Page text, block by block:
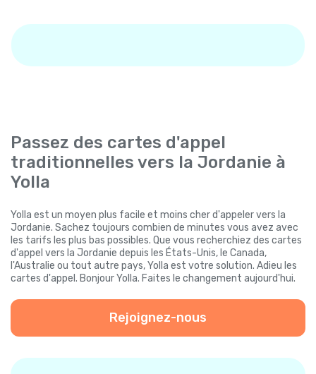
Passez des cartes d'appel
traditionnelles vers la Jordanie à
Yolla
Yolla est un moyen plus facile et moins cher d'appeler vers la
Jordanie. Sachez toujours combien de minutes vous avez avec
les tarifs les plus bas possibles. Que vous recherchiez des cartes
d'appel vers la Jordanie depuis les États-Unis, le Canada,
l'Australie ou tout autre pays, Yolla est votre solution. Adieu les
cartes d'appel. Bonjour Yolla. Faites le changement aujourd'hui.
Rejoignez-nous